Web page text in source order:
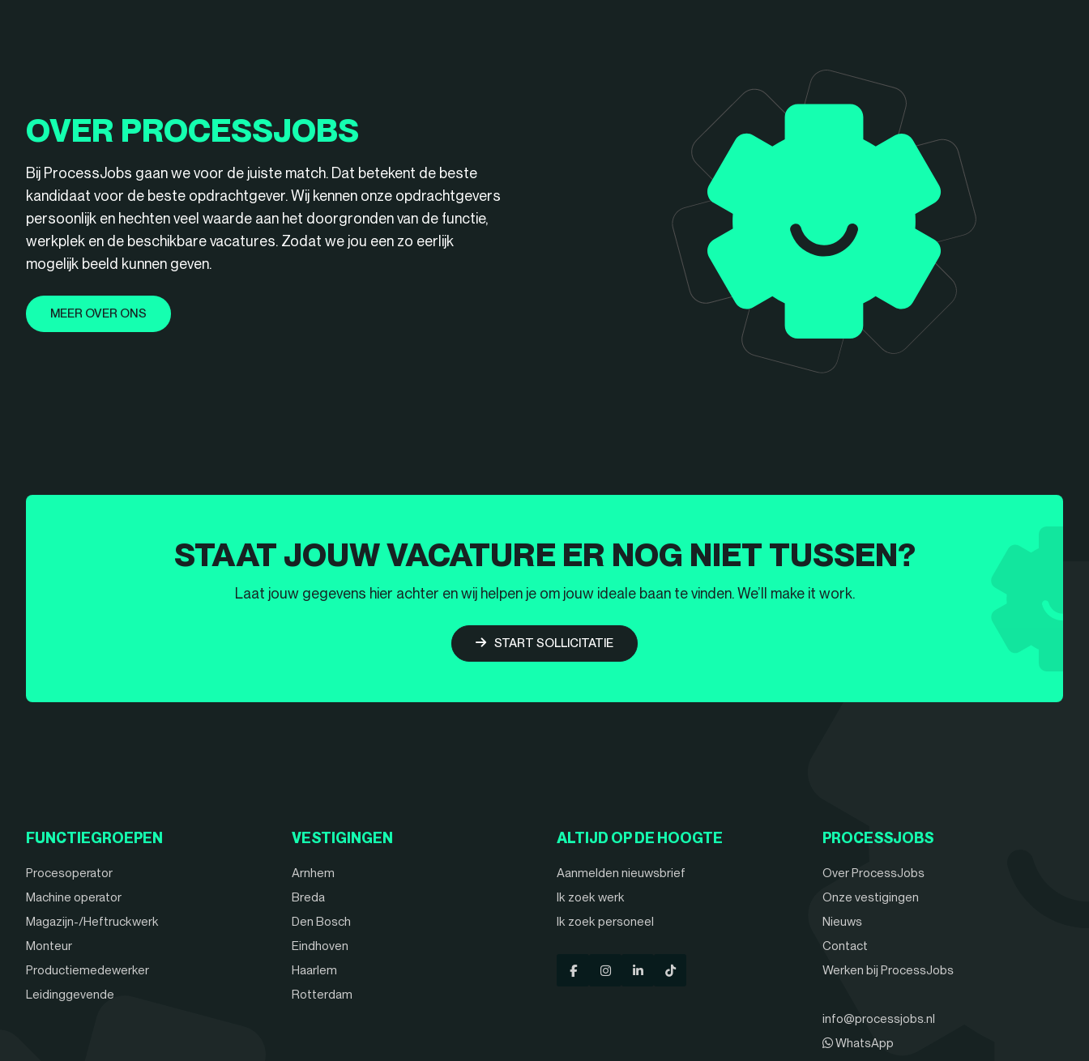
OVER PROCESSJOBS
Bij ProcessJobs gaan we voor de juiste match. Dat betekent de beste
kandidaat voor de beste opdrachtgever. Wij kennen onze opdrachtgevers
persoonlijk en hechten veel waarde aan het doorgronden van de functie,
werkplek en de beschikbare vacatures. Zodat we jou een zo eerlijk
mogelijk beeld kunnen geven.
MEER OVER ONS
STAAT JOUW VACATURE ER NOG NIET TUSSEN?
Laat jouw gegevens hier achter en wij helpen je om jouw ideale baan te vinden. We’ll make it work.
START SOLLICITATIE
FUNCTIEGROEPEN
Procesoperator
Machine operator
Magazijn-/Heftruckwerk
Monteur
Productiemedewerker
Leidinggevende
VESTIGINGEN
Arnhem
Breda
Den Bosch
Eindhoven
Haarlem
Rotterdam
ALTIJD OP DE HOOGTE
Aanmelden nieuwsbrief
Ik zoek werk
Ik zoek personeel
PROCESSJOBS
Over ProcessJobs
Onze vestigingen
Nieuws
Contact
Werken bij ProcessJobs
info@processjobs.nl
WhatsApp